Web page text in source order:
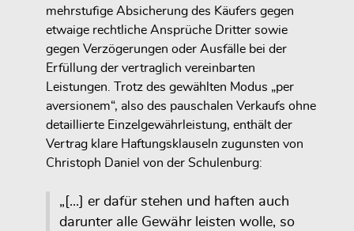
mehrstufige Absicherung des Käufers gegen
etwaige rechtliche Ansprüche Dritter sowie
gegen Verzögerungen oder Ausfälle bei der
Erfüllung der vertraglich vereinbarten
Leistungen. Trotz des gewählten Modus „per
aversionem“, also des pauschalen Verkaufs ohne
detaillierte Einzelgewährleistung, enthält der
Vertrag klare Haftungsklauseln zugunsten von
Christoph Daniel von der Schulenburg:
„[...] er dafür stehen und haften auch
darunter alle Gewähr leisten wolle, so